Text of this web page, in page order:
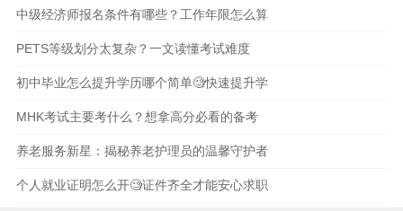
中级经济师报名条件有哪些？工作年限怎么算
PETS等级划分太复杂？一文读懂考试难度
初中毕业怎么提升学历哪个简单🧐快速提升学
MHK考试主要考什么？想拿高分必看的备考
养老服务新星：揭秘养老护理员的温馨守护者
个人就业证明怎么开🧐证件齐全才能安心求职